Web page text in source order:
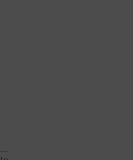
werden dem Gast
extra in